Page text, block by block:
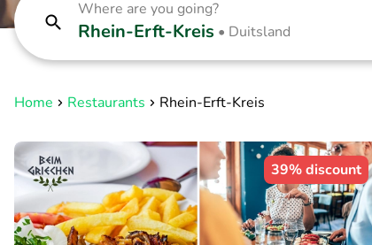
Where are you going?
Rhein-Erft-Kreis • Duitsland
Home Restaurants Rhein-Erft-Kreis
39% discount